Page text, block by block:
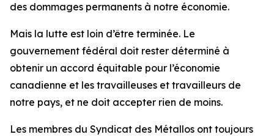
des dommages permanents à notre économie.
Mais la lutte est loin d’être terminée. Le
gouvernement fédéral doit rester déterminé à
obtenir un accord équitable pour l’économie
canadienne et les travailleuses et travailleurs de
notre pays, et ne doit accepter rien de moins.
Les membres du Syndicat des Métallos ont toujours